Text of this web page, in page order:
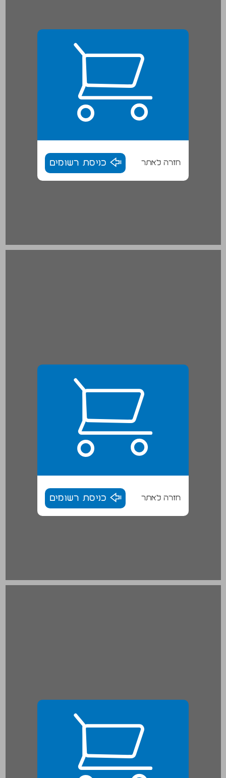
חזרה לאתר כניסת רשומים
חזרה לאתר כניסת רשומים
הקדמה ... 21